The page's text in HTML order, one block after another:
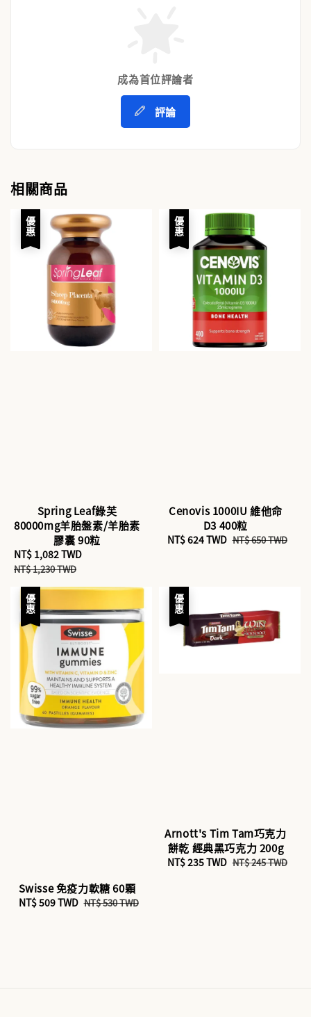
成為首位評論者
評論
相關商品
優惠
Spring Leaf綠芙
80000mg羊胎盤素/羊胎素
膠囊 90粒
Sale
price
NT$ 1,082 TWD
NT$ 1,230 TWD
優惠
Cenovis 1000IU 維他命
D3 400粒
Sale
NT$ 624 TWD Regular
NT$ 650 TWD
優惠
Swisse 免疫力軟糖 60顆
Sale
NT$ 509 TWD Regular
NT$ 530 TWD
優惠
Arnott's Tim Tam巧克力
餅乾 經典黑巧克力 200g
Sale
NT$ 235 TWD Regular
NT$ 245 TWD